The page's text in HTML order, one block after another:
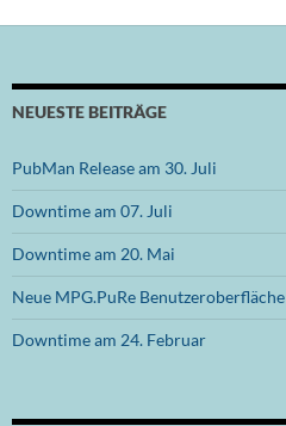
NEUESTE BEITRÄGE
PubMan Release am 30. Juli
Downtime am 07. Juli
Downtime am 20. Mai
Neue MPG.PuRe Benutzeroberfläche
Downtime am 24. Februar